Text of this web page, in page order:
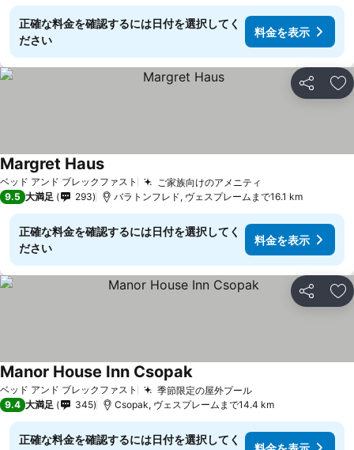
正確な料金を確認するには日付を選択してく
ださい
料金を表示
シェア お
ベッド アンド ブレックファスト ご家族向けのアメニティ
Margret Haus
9.5 大満足 293 バラトンフレド, ヴェスプレームまで16.1 km
正確な料金を確認するには日付を選択してく
ださい
料金を表示
シェア お
ベッド アンド ブレックファスト 季節限定の屋外プール
Manor House Inn Csopak
9.4 大満足 345 Csopak, ヴェスプレームまで14.4 km
正確な料金を確認するには日付を選択してく